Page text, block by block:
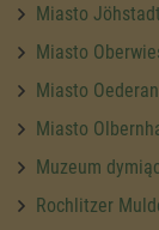
Miasto Jöhstadt
Miasto
Miasto Oederan
Miasto
Muzeum
Rochlitzer